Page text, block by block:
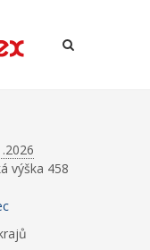
výška 458